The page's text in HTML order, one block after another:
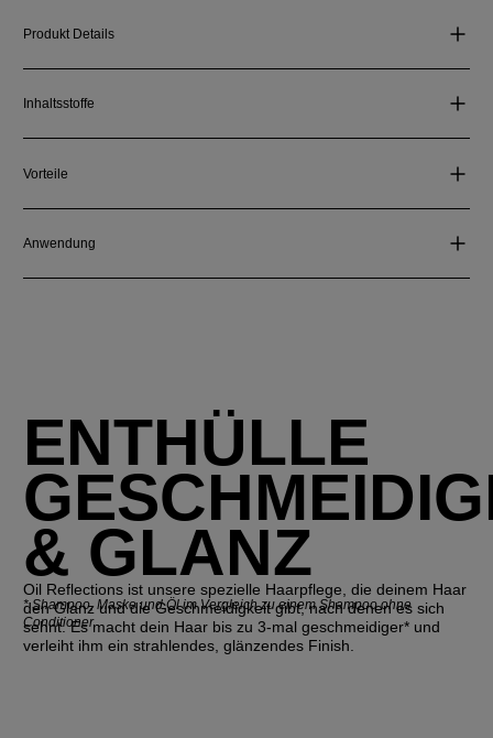
Produkt Details
Inhaltsstoffe
Vorteile
Anwendung
ENTHÜLLE
& GLANZ
Oil Reflections ist unsere spezielle Haarpflege, die deinem Haar
den Glanz und die Geschmeidigkeit gibt, nach denen es sich
sehnt. Es macht dein Haar bis zu 3-mal geschmeidiger* und
verleiht ihm ein strahlendes, glänzendes Finish.
* Shampoo, Maske und Öl im Vergleich zu einem Shampoo ohne
Conditioner